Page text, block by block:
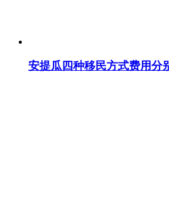
安提瓜四种移民方式费用分